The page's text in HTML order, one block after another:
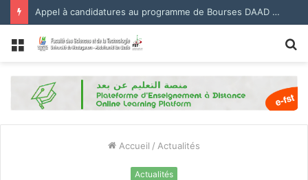
Appel à candidatures au programme de Bourses DAAD 2027.
Menu
Accueil / Actualités
Actualités